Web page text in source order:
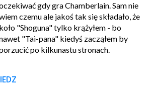
gdy gra Chamberlain. Sam nie
czemu ale jakoś tak się składało, że
koło "Shoguna" tylko krążyłem - bo
"Tai-pana" kiedyś zacząłem by
po kilkunastu stronach.